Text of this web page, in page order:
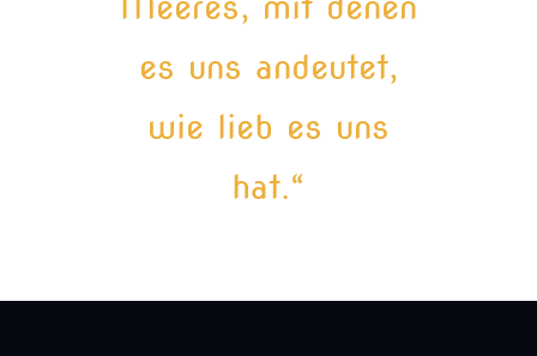
es uns andeutet,
wie lieb es uns
hat.“